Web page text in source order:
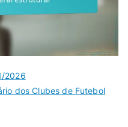
2026
dos Clubes de Futebol